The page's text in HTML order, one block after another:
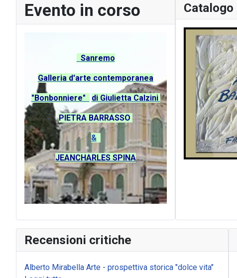
Evento in corso
Sanremo
Galleria d'arte contemporanea
"Bonbonniere" di Giulietta Calzini
PIETRA BARRASSO
&
JEANCHARLES SPINA
Catalogo
Recensioni critiche
Alberto Mirabella Arte - prospettiva storica "dolce vita"